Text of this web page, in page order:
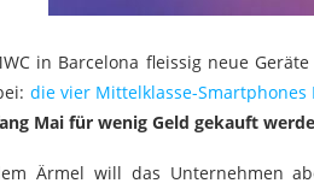
in Barcelona fleissig neue
die vier Mittelklasse-Smartphones
Mai für wenig Geld gekauft
Ärmel will das Unternehmen